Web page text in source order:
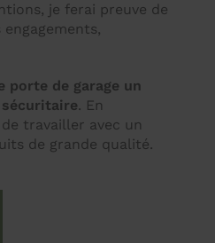
je ferai preuve de
porte de garage un
. En
travailler avec un
de grande qualité.